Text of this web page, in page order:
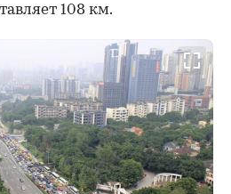
108 км.